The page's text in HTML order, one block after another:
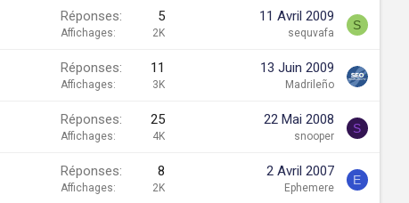
Réponses 5
Affichages 2K
11 Avril 2009
sequvafa
S
Réponses 11
Affichages 3K
13 Juin 2009
Madrileño
Réponses 25
Affichages 4K
22 Mai 2008
snooper
S
Réponses 8
Affichages 2K
2 Avril 2007
Ephemere
E